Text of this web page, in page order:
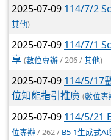
2025-07-09 114/7/2
其他)
2025-07-09 114/7/1
享 (數位專辦/ 206 /其他)
2025-07-09 114/5/17
位知能指引推廣 (數位專
2025-07-09 114/5/21
位專辦/ 262 / B5-1生成式